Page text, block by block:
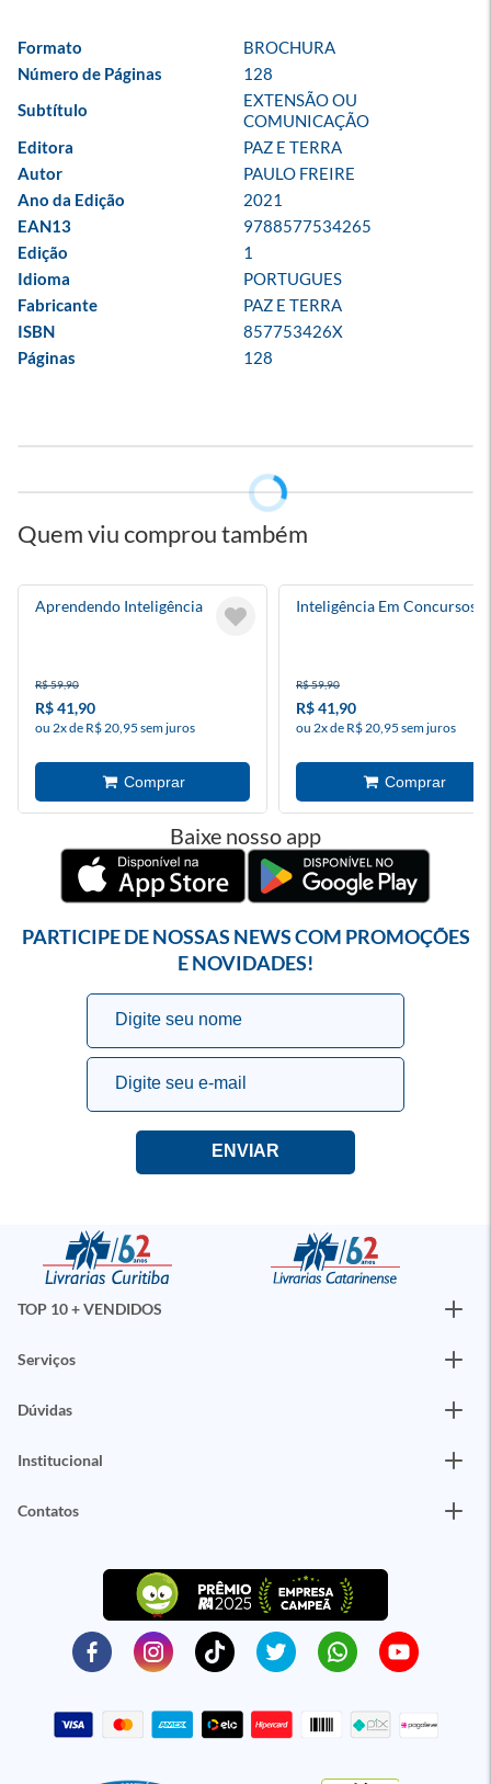
Formato
BROCHURA
Número de Páginas
128
Subtítulo
EXTENSÃO OU
COMUNICAÇÃO
Editora
PAZ E TERRA
Autor
PAULO FREIRE
Ano da Edição
2021
EAN13
9788577534265
Edição
1
Idioma
PORTUGUES
Fabricante
PAZ E TERRA
ISBN
857753426X
Páginas
128
Quem viu comprou também
Aprendendo Inteligência
R$ 59,90
R$ 41,90
ou 2x de R$ 20,95 sem juros
Inteligência Em Concursos
R$ 59,90
R$ 41,90
ou 2x de R$ 20,95 sem juros
Baixe nosso app
PARTICIPE DE NOSSAS NEWS COM PROMOÇÕES
E NOVIDADES!
TOP 10 + VENDIDOS
Serviços
Dúvidas
Institucional
Contatos